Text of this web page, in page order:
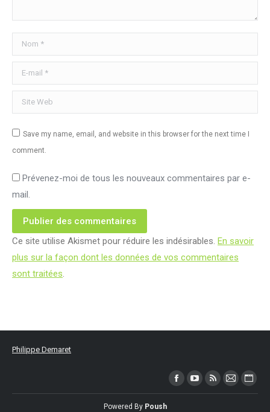
Nom *
E-mail *
Site Web
Save my name, email, and website in this browser for the next time I
comment.
Prévenez-moi de tous les nouveaux commentaires par e-
mail.
Publier des commentaires
Ce site utilise Akismet pour réduire les indésirables. En savoir
plus sur la façon dont les données de vos commentaires
sont traitées.
Philippe Demaret
Facebook
YouTubeRSS Mail Site
Powered By Poush